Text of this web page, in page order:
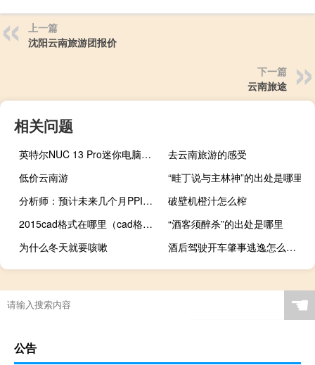
上一篇
沈阳云南旅游团报价
下一篇
云南旅途
相关问题
英特尔NUC 13 Pro迷你电脑具有高达64GB的RAM推出
去云南旅游的感受
低价云南游
“畦丁说与主林神”的出处是哪里
分析师：预计未来几个月PPI同比降幅将继续收窄
破壁机橙汁怎么榨
2015cad格式在哪里（cad格式在哪里）
“酒客须醉杀”的出处是哪里
为什么冬天就要咳嗽
酒后驾驶开车肇事逃逸怎么处理
☚
公告